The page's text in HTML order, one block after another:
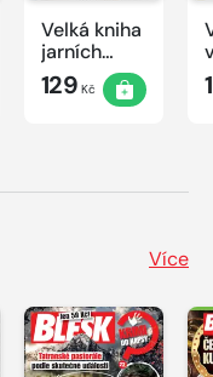
Velká kniha
jarních
křížovek
2026
129 Kč
Více